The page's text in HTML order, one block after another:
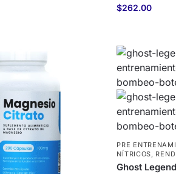
$262.00
PRE
NÍTRICOS,
Ghost